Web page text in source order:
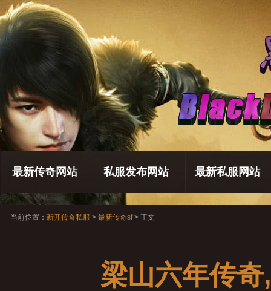
最新传奇网站 私服发布网站 最新私服网站
当前位置： 新开传奇私服 > 最新传奇sf> 正文
梁山六年传